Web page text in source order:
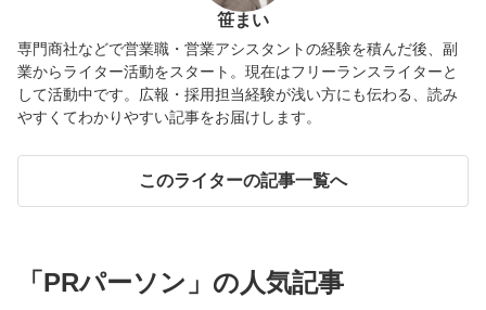
笹まい
専門商社などで営業職・営業アシスタントの経験を積んだ後、副
業からライター活動をスタート。現在はフリーランスライターと
して活動中です。広報・採用担当経験が浅い方にも伝わる、読み
やすくてわかりやすい記事をお届けします。
このライターの記事一覧へ
「 PRパーソン 」の人気記事